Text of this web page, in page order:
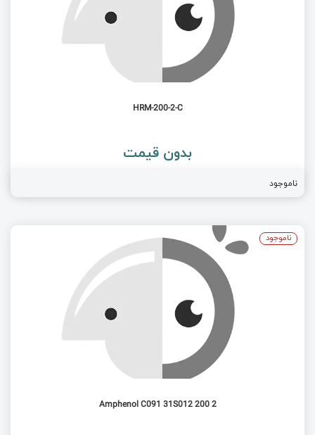
HRM-200-2-C
بدون قیمت
ناموجود
Amphenol C091 31S012 200 2
ناموجود